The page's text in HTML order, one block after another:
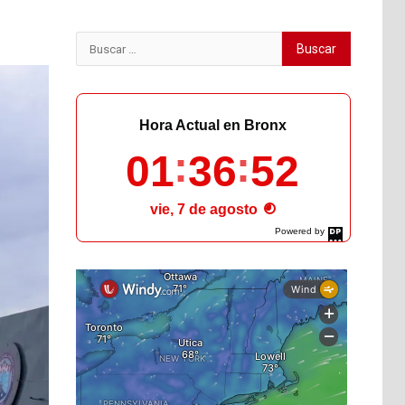
Buscar:
Powered by
DaysPedia.com
Hora Actual en Bronx
01 36 54
vie, 7 de agosto